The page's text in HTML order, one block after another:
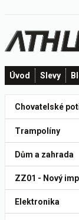
Úvod Slevy
Chovatelské
Trampolíny
Dům a zahrada
ZZ01 - Nový
Elektronika